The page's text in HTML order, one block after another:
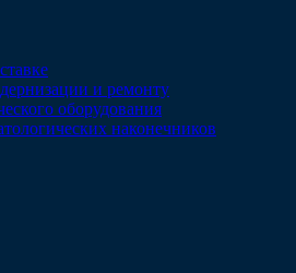
и ремонту
оборудования
наконечников